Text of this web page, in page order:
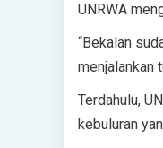
UNRWA
“Bekalan
menjalankan
Terdahulu,
kebuluran